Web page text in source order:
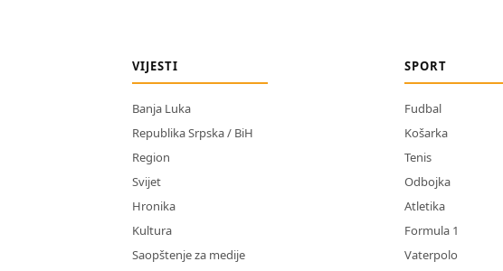
VIJESTI
Banja Luka
Republika Srpska / BiH
Region
Svijet
Hronika
Kultura
Saopštenje za medije
SPORT
Fudbal
Košarka
Tenis
Odbojka
Atletika
Formula 1
Vaterpolo